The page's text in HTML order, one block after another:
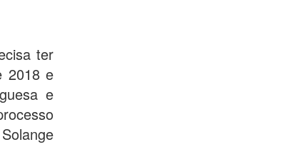
ter
2018 e
e